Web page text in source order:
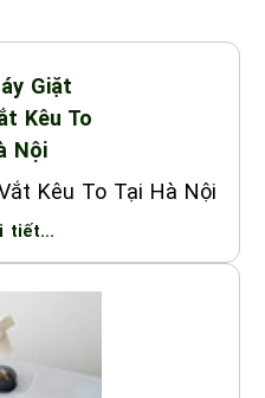
Kêu To Tại Hà Nội
tiết...